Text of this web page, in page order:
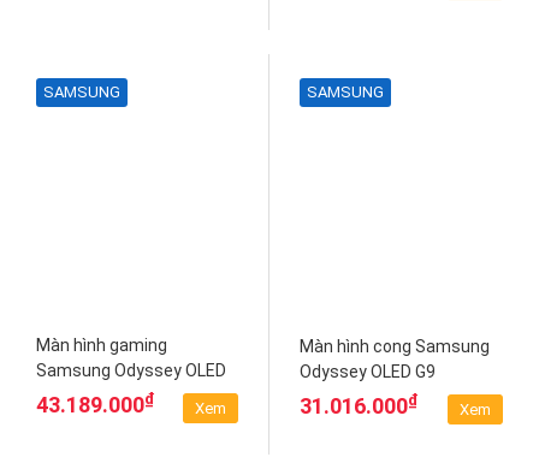
SAMSUNG
Màn hình gaming
Samsung Odyssey OLED
G9 G93SD
43.189.000₫
Xem
SAMSUNG
Màn hình cong Samsung
Odyssey OLED G9
LS49CG934SEXXV
31.016.000₫
Xem